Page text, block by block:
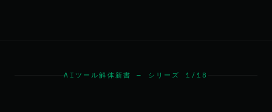
AIツール解体新書 — シリーズ 1/18